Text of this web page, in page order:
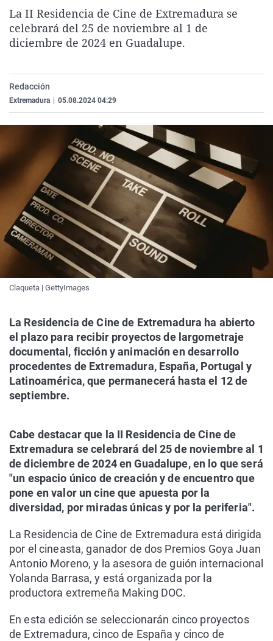
La rosa de los vientos
Gente viajera
Caso
Retornados
Operación Viuda
Extremadura
Galicia
Navarra
Virales
Televisión
La II Residencia de Cine de Extremadura se
celebrará del 25 de noviembre al 1 de
diciembre de 2024 en Guadalupe.
Redacción
Extremadura 05.08.2024 04:29
Claqueta | GettyImages
La Residencia de Cine de Extremadura ha abierto
el plazo para recibir proyectos de largometraje
documental, ficción y animación en desarrollo
procedentes de Extremadura, España, Portugal y
Latinoamérica, que permanecerá hasta el 12 de
septiembre.
Cabe destacar que la II Residencia de Cine de
Extremadura se celebrará del 25 de noviembre al 1
de diciembre de 2024 en Guadalupe, en lo que será
"un espacio único de creación y de encuentro que
pone en valor un cine que apuesta por la
diversidad, por miradas únicas y por la periferia".
La Residencia de Cine de Extremadura está dirigida
por el cineasta, ganador de dos Premios Goya Juan
Antonio Moreno, y la asesora de guión internacional
Yolanda Barrasa, y está organizada por la
productora extremeña Making DOC.
En esta edición se seleccionarán cinco proyectos
de Extremadura, cinco de España y cinco de